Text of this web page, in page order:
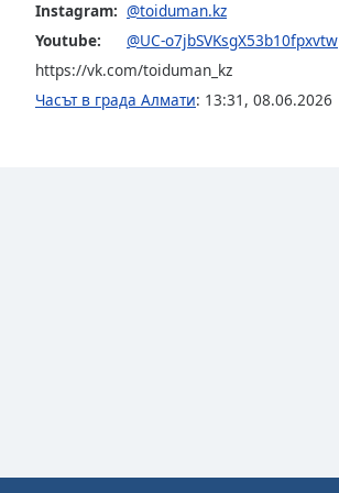
Color
Opacity
Close
Instagram: @toiduman.kz
Youtube:
@UC-o7jbSVKsgX53b10fpxvtw
https://vk.com/toiduman_kz
Часът в града Алмати: 13:31 , 08.06.2026